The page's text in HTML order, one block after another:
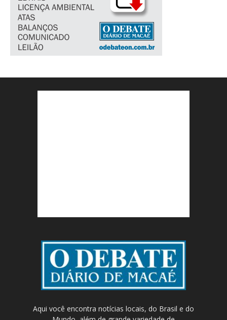
Aqui você encontra notícias locais, do Brasil e do